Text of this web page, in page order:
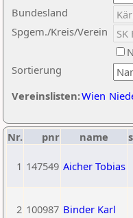
Sortierung
Bundesland
Spgem./Kreis/Verein
Vereinslisten:Wien
Nr. pnr name
1 147549 Aicher Tobias
2 100987 Binder Karl